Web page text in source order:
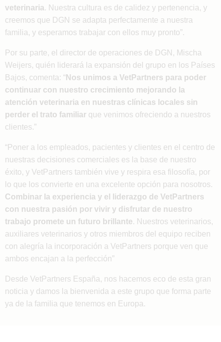
veterinaria . Nuestra cultura es de calidez y pertenencia, y
creemos que DGN se adapta perfectamente a nuestra
familia, y esperamos trabajar con ellos muy pronto”.
Por su parte, el director de operaciones de DGN, Mischa
Weijers, quién liderará la expansión del grupo en los Países
Bajos, comenta: “Nos unimos a VetPartners para poder
continuar con nuestro crecimiento mejorando la
atención veterinaria en nuestras clínicas locales sin
perder el trato familiar que venimos ofreciendo a nuestros
clientes.”
“Poner a los empleados, pacientes y clientes en el centro de
nuestras decisiones comerciales es la base de nuestro
éxito, y VetPartners también vive y respira esa filosofía, por
lo que los convierte en una excelente opción para nosotros.
Combinar la experiencia y el liderazgo de VetPartners
con nuestra pasión por vivir y disfrutar de nuestro
trabajo promete un futuro brillante . Nuestros veterinarios,
auxiliares veterinarios y otros miembros del equipo reciben
con alegría la incorporación a VetPartners porque ven que
ambos encajan a la perfección”
Desde VetPartners España, nos hacemos eco de esta gran
noticia y damos la bienvenida a este grupo que forma parte
ya de la familia que tenemos en Europa.